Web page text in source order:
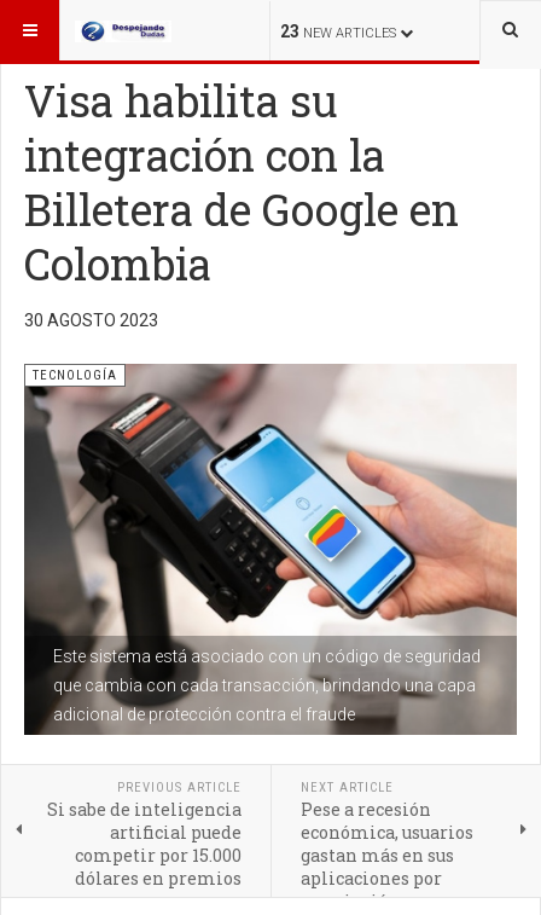
23 NEW ARTICLES
ESTÁ AQUÍ: TECNOLOGÍA
Visa habilita su
integración con la
Billetera de Google en
Colombia
30 AGOSTO 2023
Este sistema está asociado con un código de seguridad
que cambia con cada transacción, brindando una capa
adicional de protección contra el fraude
TECNOLOGÍA
PREVIOUS ARTICLE
Si sabe de inteligencia
artificial puede
competir por 15.000
dólares en premios
NEXT ARTICLE
Pese a recesión
económica, usuarios
gastan más en sus
aplicaciones por
suscripción